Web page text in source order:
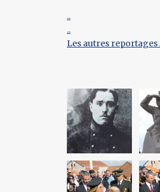
..
..
Les autres